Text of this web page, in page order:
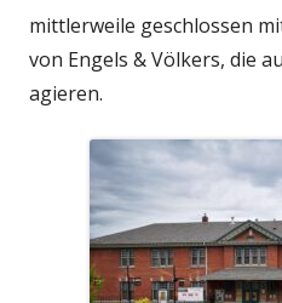
mittlerweile geschlossen
von Engels & Völkers, die
agieren.